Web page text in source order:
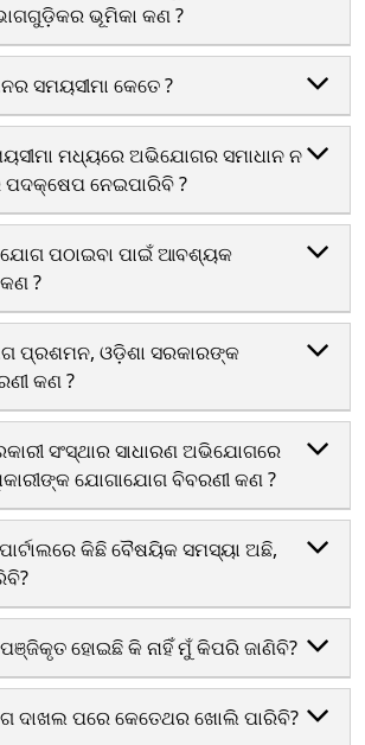
ଭୂମିକା କଣ ?
ସମୟସୀମା କେତେ ?
ମଧ୍ୟରେ ଅଭିଯୋଗର ସମାଧାନ ନ
ନେଇପାରିବି ?
ପଠାଇବା ପାଇଁ ଆବଶ୍ୟକ
?
ପ୍ରଶମନ, ଓଡ଼ିଶା ସରକାରଙ୍କ
କଣ ?
ସଂସ୍ଥାର ସାଧାରଣ ଅଭିଯୋଗରେ
ଯୋଗାଯୋଗ ବିବରଣୀ କଣ ?
କିଛି ବୈଷୟିକ ସମସ୍ୟା ଅଛି,
ହୋଇଛି କି ନାହିଁ ମୁଁ କିପରି ଜାଣିବି?
ପରେ କେତେଥର ଖୋଲି ପାରିବି?